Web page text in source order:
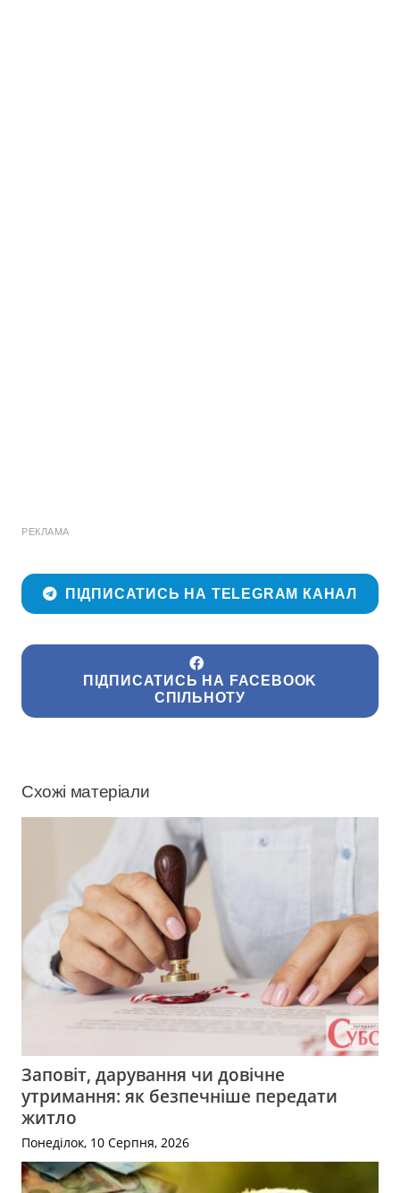
РЕКЛАМА
ПІДПИСАТИСЬ НА TELEGRAM КАНАЛ
ПІДПИСАТИСЬ НА FACEBOOK
СПІЛЬНОТУ
Схожі матеріали
Заповіт, дарування чи довічне
утримання: як безпечніше передати
житло
Понеділок, 10 Серпня, 2026